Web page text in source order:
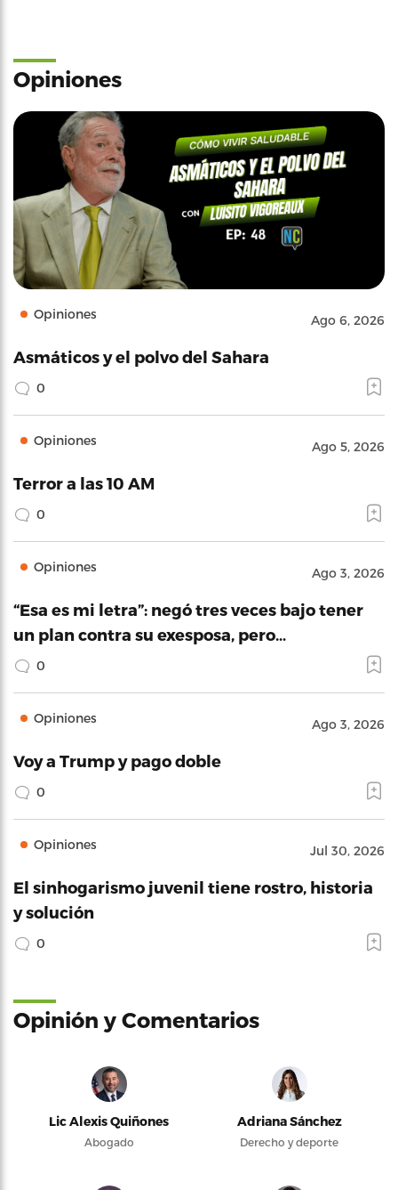
Opiniones
Opiniones Ago 6, 2026
Asmáticos y el polvo del Sahara
0
Opiniones Ago 5, 2026
Terror a las 10 AM
0
Opiniones Ago 3, 2026
“Esa es mi letra”: negó tres veces bajo tener
un plan contra su exesposa, pero…
0
Opiniones Ago 3, 2026
Voy a Trump y pago doble
0
Opiniones Jul 30, 2026
El sinhogarismo juvenil tiene rostro, historia
y solución
0
Opinión y Comentarios
Lic Alexis Quiñones
Abogado
Adriana Sánchez
Derecho y deporte